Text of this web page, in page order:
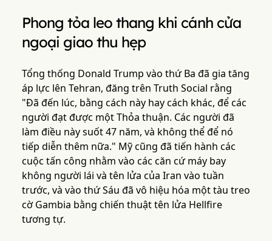
Phong tỏa leo thang khi cánh cửa
ngoại giao thu hẹp
Tổng thống Donald Trump vào thứ Ba đã gia tăng
áp lực lên Tehran, đăng trên Truth Social rằng
"Đã đến lúc, bằng cách này hay cách khác, để các
người đạt được một Thỏa thuận. Các người đã
làm điều này suốt 47 năm, và không thể để nó
tiếp diễn thêm nữa." Mỹ cũng đã tiến hành các
cuộc tấn công nhằm vào các căn cứ máy bay
không người lái và tên lửa của Iran vào tuần
trước, và vào thứ Sáu đã vô hiệu hóa một tàu treo
cờ Gambia bằng chiến thuật tên lửa Hellfire
tương tự.